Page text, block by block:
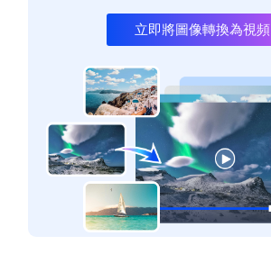
立即將圖像轉換為視頻